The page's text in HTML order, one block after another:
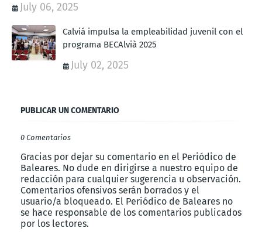
July 06, 2025
Calviá impulsa la empleabilidad juvenil con el
programa BECAlvià 2025
July 02, 2025
PUBLICAR UN COMENTARIO
0 Comentarios
Gracias por dejar su comentario en el Periódico de
Baleares. No dude en dirigirse a nuestro equipo de
redacción para cualquier sugerencia u observación.
Comentarios ofensivos serán borrados y el
usuario/a bloqueado. El Periódico de Baleares no
se hace responsable de los comentarios publicados
por los lectores.